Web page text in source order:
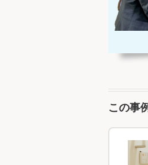
この事